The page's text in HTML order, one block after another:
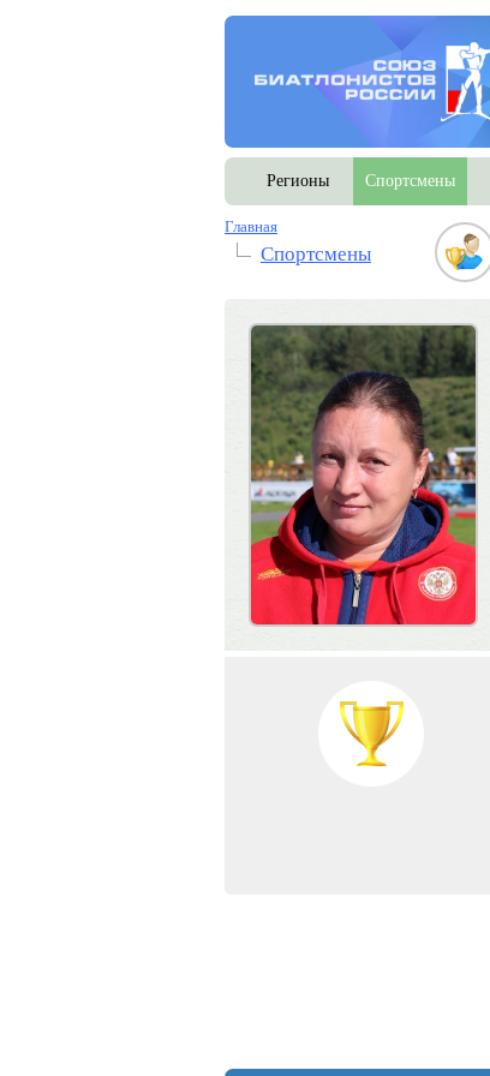
Регионы Спортсмены
Главная
Спортсмены